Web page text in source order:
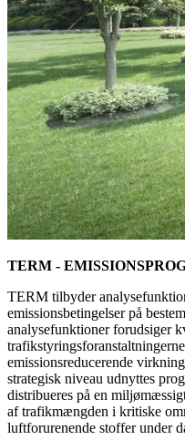
TERM -
TERM tilbyder
emissionsbetingelser på
analysefunktioner forudsiger
emissionsreducerende
strategisk niveau udnyttes
distribueres på en
af trafikmængden i kritiske
luftforurenende stoffer under